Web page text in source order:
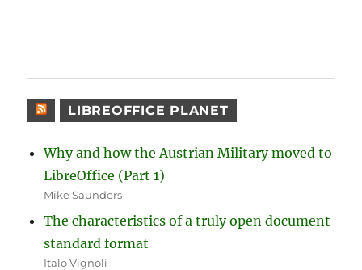
LIBREOFFICE PLANET
Why and how the Austrian Military moved to
LibreOffice (Part 1)
Mike Saunders
The characteristics of a truly open document
standard format
Italo Vignoli